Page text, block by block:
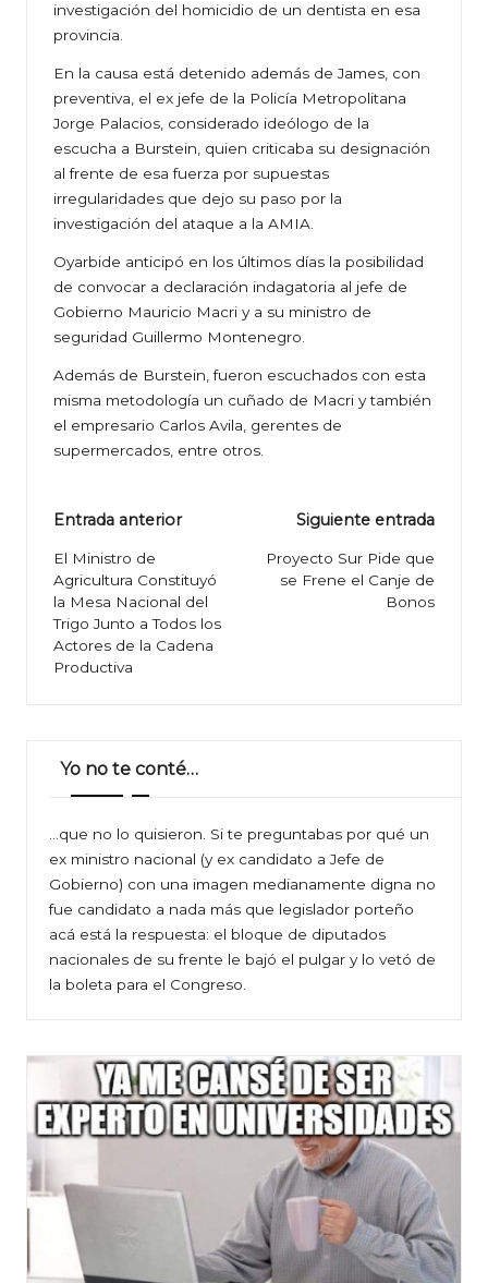
investigación del homicidio de un dentista en esa
provincia.
En la causa está detenido además de James, con
preventiva, el ex jefe de la Policía Metropolitana
Jorge Palacios, considerado ideólogo de la
escucha a Burstein, quien criticaba su designación
al frente de esa fuerza por supuestas
irregularidades que dejo su paso por la
investigación del ataque a la AMIA.
Oyarbide anticipó en los últimos días la posibilidad
de convocar a declaración indagatoria al jefe de
Gobierno Mauricio Macri y a su ministro de
seguridad Guillermo Montenegro.
Además de Burstein, fueron escuchados con esta
misma metodología un cuñado de Macri y también
el empresario Carlos Avila, gerentes de
supermercados, entre otros.
Navegación
de
entradas
Entrada anterior
El Ministro de
Agricultura Constituyó
la Mesa Nacional del
Trigo Junto a Todos los
Actores de la Cadena
Productiva
Siguiente entrada
Proyecto Sur Pide que
se Frene el Canje de
Bonos
Yo no te conté…
…que no lo quisieron. Si te preguntabas por qué un
ex ministro nacional (y ex candidato a Jefe de
Gobierno) con una imagen medianamente digna no
fue candidato a nada más que legislador porteño
acá está la respuesta: el bloque de diputados
nacionales de su frente le bajó el pulgar y lo vetó de
la boleta para el Congreso.